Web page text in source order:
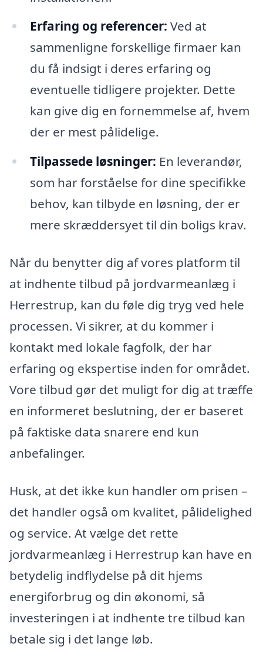
Erfaring og referencer: Ved at
sammenligne forskellige firmaer kan
du få indsigt i deres erfaring og
eventuelle tidligere projekter. Dette
kan give dig en fornemmelse af, hvem
der er mest pålidelige.
Tilpassede løsninger: En leverandør,
som har forståelse for dine specifikke
behov, kan tilbyde en løsning, der er
mere skræddersyet til din boligs krav.
Når du benytter dig af vores platform til
at indhente tilbud på jordvarmeanlæg i
Herrestrup, kan du føle dig tryg ved hele
processen. Vi sikrer, at du kommer i
kontakt med lokale fagfolk, der har
erfaring og ekspertise inden for området.
Vore tilbud gør det muligt for dig at træffe
en informeret beslutning, der er baseret
på faktiske data snarere end kun
anbefalinger.
Husk, at det ikke kun handler om prisen –
det handler også om kvalitet, pålidelighed
og service. At vælge det rette
jordvarmeanlæg i Herrestrup kan have en
betydelig indflydelse på dit hjems
energiforbrug og din økonomi, så
investeringen i at indhente tre tilbud kan
betale sig i det lange løb.